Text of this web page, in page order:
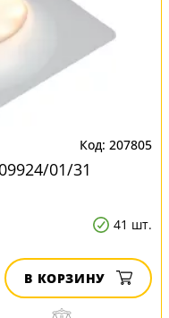
207805
01/31
41 шт.
В КОРЗИНУ